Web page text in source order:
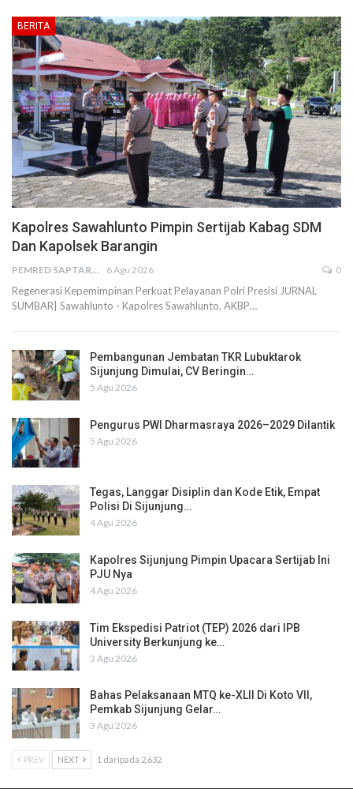
BERITA
Kapolres Sawahlunto Pimpin Sertijab Kabag SDM
Dan Kapolsek Barangin
PEMRED SAPTARIUS 6 Agu 2026 0
Regenerasi Kepemimpinan Perkuat Pelayanan Polri Presisi JURNAL
SUMBAR| Sawahlunto - Kapolres Sawahlunto, AKBP…
Pembangunan Jembatan TKR Lubuktarok
Sijunjung Dimulai, CV Beringin…
5 Agu 2026
Pengurus PWI Dharmasraya 2026–2029 Dilantik
5 Agu 2026
Tegas, Langgar Disiplin dan Kode Etik, Empat
Polisi Di Sijunjung…
4 Agu 2026
Kapolres Sijunjung Pimpin Upacara Sertijab Ini
PJU Nya
4 Agu 2026
Tim Ekspedisi Patriot (TEP) 2026 dari IPB
University Berkunjung ke…
3 Agu 2026
Bahas Pelaksanaan MTQ ke-XLII Di Koto VII,
Pemkab Sijunjung Gelar…
3 Agu 2026
PREV NEXT 1 daripada 2,632